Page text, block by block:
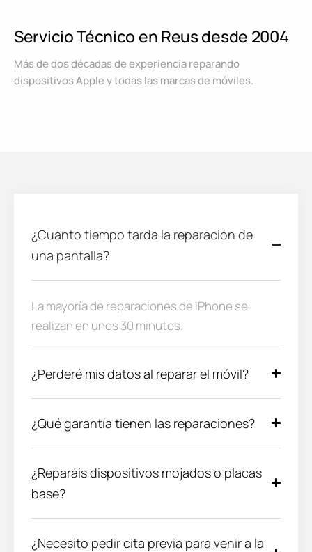
Servicio Técnico en Reus desde 2004
Más de dos décadas de experiencia reparando
dispositivos Apple y todas las marcas de móviles.
¿Cuánto tiempo tarda la reparación de
una pantalla?
La mayoría de reparaciones de iPhone se
realizan en unos 30 minutos.
¿Perderé mis datos al reparar el móvil?
¿Qué garantía tienen las reparaciones?
¿Reparáis dispositivos mojados o placas
base?
¿Necesito pedir cita previa para venir a la